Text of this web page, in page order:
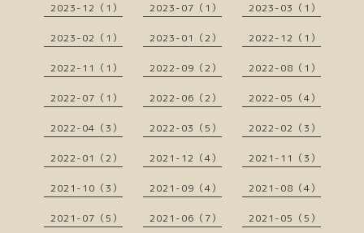
2023-12（1） 2023-07（1） 2023-03（1）
2023-02（1） 2023-01（2） 2022-12（1）
2022-11（1） 2022-09（2） 2022-08（1）
2022-07（1） 2022-06（2） 2022-05（4）
2022-04（3） 2022-03（5） 2022-02（3）
2022-01（2） 2021-12（4） 2021-11（3）
2021-10（3） 2021-09（4） 2021-08（4）
2021-07（5） 2021-06（7） 2021-05（5）